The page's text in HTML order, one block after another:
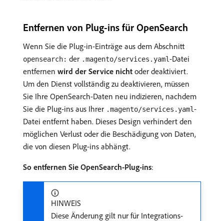
Entfernen von Plug-ins für OpenSearch
Wenn Sie die Plug-in-Einträge aus dem Abschnitt
opensearch: der .magento/services.yaml-Datei
entfernen wird der Service nicht oder deaktiviert.
Um den Dienst vollständig zu deaktivieren, müssen
Sie Ihre OpenSearch-Daten neu indizieren, nachdem
Sie die Plug-ins aus Ihrer .magento/services.yaml-
Datei entfernt haben. Dieses Design verhindert den
möglichen Verlust oder die Beschädigung von Daten,
die von diesen Plug-ins abhängt.
So entfernen Sie OpenSearch-Plug-ins:
HINWEIS
Diese Änderung gilt nur für Integrations-